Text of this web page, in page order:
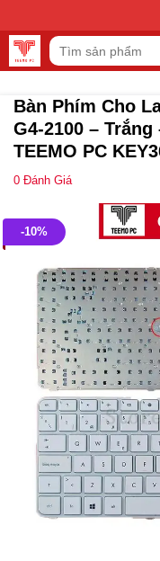
to
content
Tìm
kiếm:
Bàn Phím Cho
G4-2100 – Trắng
TEEMO PC
0 Đánh Giá
-10%